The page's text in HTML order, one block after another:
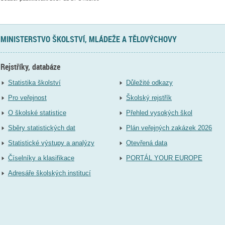
MINISTERSTVO ŠKOLSTVÍ, MLÁDEŽE A TĚLOVÝCHOVY
Rejstříky, databáze
Statistika školství
Pro veřejnost
O školské statistice
Sběry statistických dat
Statistické výstupy a analýzy
Číselníky a klasifikace
Adresáře školských institucí
Důležité odkazy
Školský rejstřík
Přehled vysokých škol
Plán veřejných zakázek 2026
Otevřená data
PORTÁL YOUR EUROPE